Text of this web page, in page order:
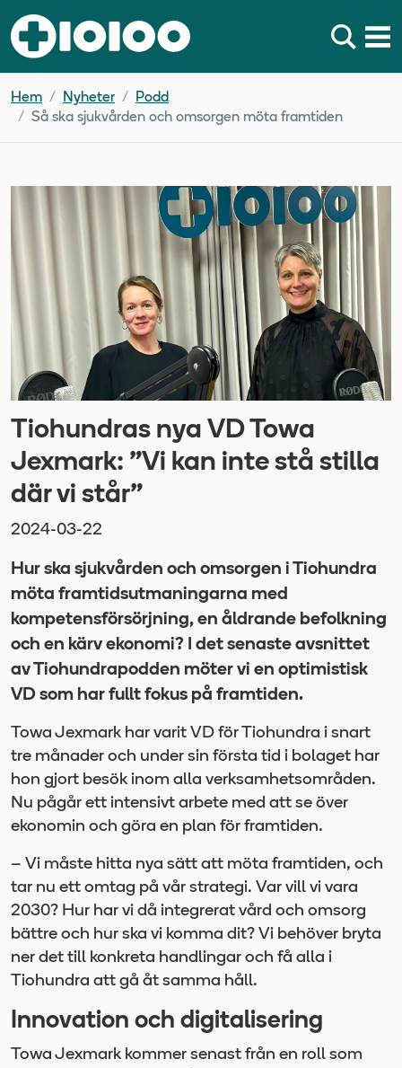
Hem Nyheter
Podd
Så ska sjukvården och omsorgen möta framtiden
Tiohundras nya VD Towa
Jexmark: ”Vi kan inte stå stilla
där vi står”
2024-03-22
Hur ska sjukvården och omsorgen i Tiohundra
möta framtidsutmaningarna med
kompetensförsörjning, en åldrande befolkning
och en kärv ekonomi? I det senaste avsnittet
av Tiohundrapodden möter vi en optimistisk
VD som har fullt fokus på framtiden.
Towa Jexmark har varit VD för Tiohundra i snart
tre månader och under sin första tid i bolaget har
hon gjort besök inom alla verksamhetsområden.
Nu pågår ett intensivt arbete med att se över
ekonomin och göra en plan för framtiden.
– Vi måste hitta nya sätt att möta framtiden, och
tar nu ett omtag på vår strategi. Var vill vi vara
2030? Hur har vi då integrerat vård och omsorg
bättre och hur ska vi komma dit? Vi behöver bryta
ner det till konkreta handlingar och få alla i
Tiohundra att gå åt samma håll.
Innovation och digitalisering
Towa Jexmark kommer senast från en roll som